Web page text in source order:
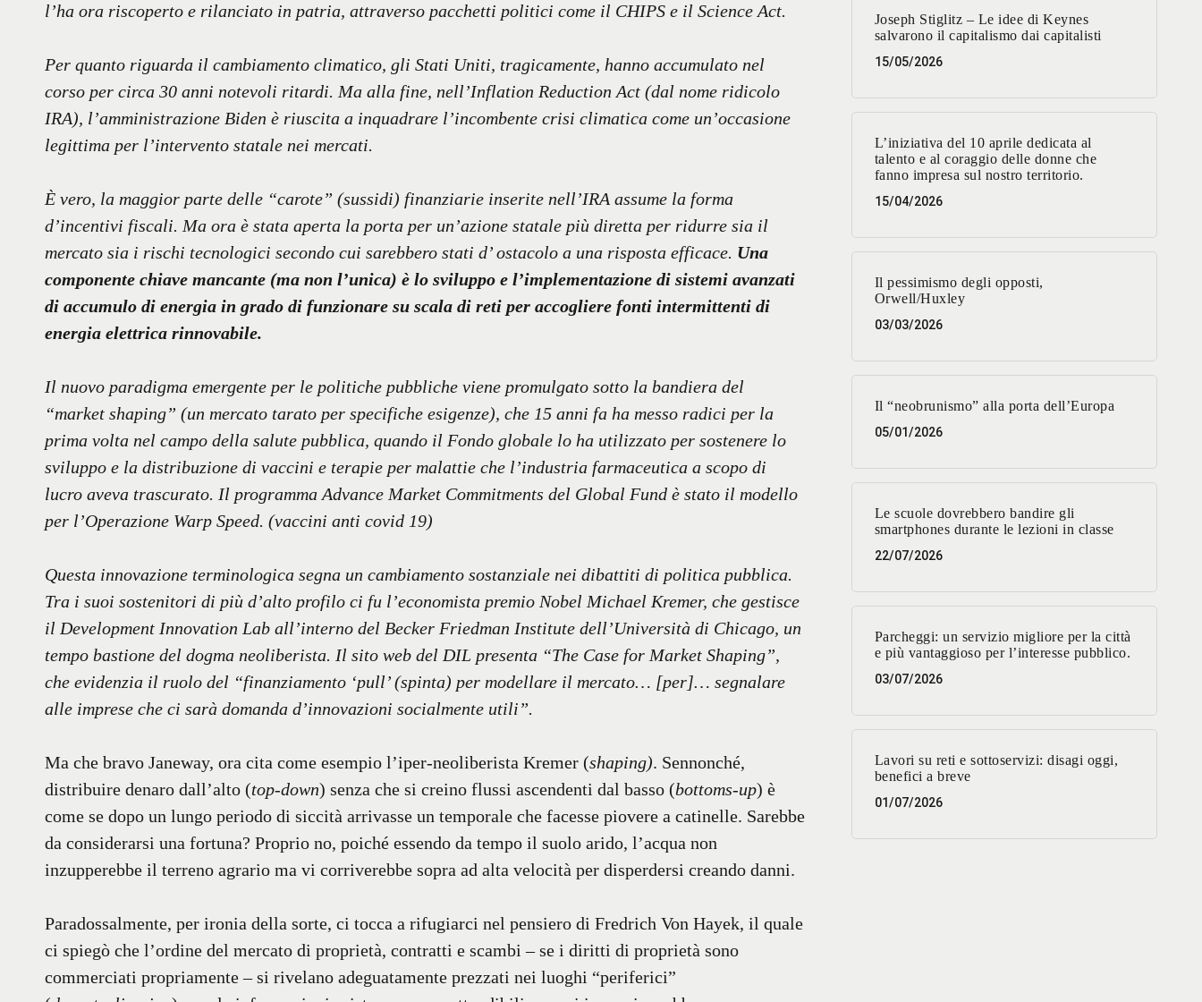
l’ha ora riscoperto e rilanciato in patria, attraverso pacchetti politici come il CHIPS e il Science Act.
Per quanto riguarda il cambiamento climatico, gli Stati Uniti, tragicamente, hanno accumulato nel
corso per circa 30 anni notevoli ritardi. Ma alla fine, nell’Inflation Reduction Act (dal nome ridicolo
IRA), l’amministrazione Biden è riuscita a inquadrare l’incombente crisi climatica come un’occasione
legittima per l’intervento statale nei mercati.
È vero, la maggior parte delle “carote” (sussidi) finanziarie inserite nell’IRA assume la forma
d’incentivi fiscali. Ma ora è stata aperta la porta per un’azione statale più diretta per ridurre sia il
mercato sia i rischi tecnologici secondo cui sarebbero stati d’ ostacolo a una risposta efficace. Una
componente chiave mancante (ma non l’unica) è lo sviluppo e l’implementazione di sistemi avanzati
di accumulo di energia in grado di funzionare su scala di reti per accogliere fonti intermittenti di
energia elettrica rinnovabile.
Il nuovo paradigma emergente per le politiche pubbliche viene promulgato sotto la bandiera del
“market shaping” (un mercato tarato per specifiche esigenze), che 15 anni fa ha messo radici per la
prima volta nel campo della salute pubblica, quando il Fondo globale lo ha utilizzato per sostenere lo
sviluppo e la distribuzione di vaccini e terapie per malattie che l’industria farmaceutica a scopo di
lucro aveva trascurato. Il programma Advance Market Commitments del Global Fund è stato il modello
per l’Operazione Warp Speed. (vaccini anti covid 19)
Questa innovazione terminologica segna un cambiamento sostanziale nei dibattiti di politica pubblica.
Tra i suoi sostenitori di più d’alto profilo ci fu l’economista premio Nobel Michael Kremer, che gestisce
il Development Innovation Lab all’interno del Becker Friedman Institute dell’Università di Chicago, un
tempo bastione del dogma neoliberista. Il sito web del DIL presenta “The Case for Market Shaping”,
che evidenzia il ruolo del “finanziamento ‘pull’ (spinta) per modellare il mercato… [per]… segnalare
alle imprese che ci sarà domanda d’innovazioni socialmente utili”.
Ma che bravo Janeway, ora cita come esempio l’iper-neoliberista Kremer (shaping). Sennonché,
distribuire denaro dall’alto (top-down) senza che si creino flussi ascendenti dal basso (bottoms-up) è
come se dopo un lungo periodo di siccità arrivasse un temporale che facesse piovere a catinelle. Sarebbe
da considerarsi una fortuna? Proprio no, poiché essendo da tempo il suolo arido, l’acqua non
inzupperebbe il terreno agrario ma vi corriverebbe sopra ad alta velocità per disperdersi creando danni.
Paradossalmente, per ironia della sorte, ci tocca a rifugiarci nel pensiero di Fredrich Von Hayek, il quale
ci spiegò che l’ordine del mercato di proprietà, contratti e scambi – se i diritti di proprietà sono
commerciati propriamente – si rivelano adeguatamente prezzati nei luoghi “periferici”
Joseph Stiglitz – Le idee di Keynes
salvarono il capitalismo dai capitalisti
15/05/2026
L’iniziativa del 10 aprile dedicata al
talento e al coraggio delle donne che
fanno impresa sul nostro territorio.
15/04/2026
Il pessimismo degli opposti,
Orwell/Huxley
03/03/2026
Il “neobrunismo” alla porta dell’Europa
05/01/2026
Le scuole dovrebbero bandire gli
smartphones durante le lezioni in classe
22/07/2026
Parcheggi: un servizio migliore per la città
e più vantaggioso per l’interesse pubblico.
03/07/2026
Lavori su reti e sottoservizi: disagi oggi,
benefici a breve
01/07/2026